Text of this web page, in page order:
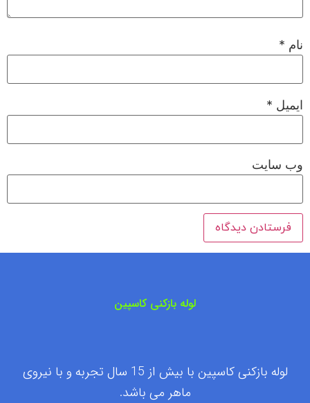
نام *
ایمیل *
وب‌ سایت
لوله بازکنی کاسپین
لوله بازکنی کاسپین با بیش از 15 سال تجربه و با نیروی
ماهر می باشد.